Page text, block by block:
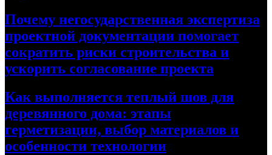
Почему негосударственная экспертиза
проектной документации помогает
сократить риски строительства и
ускорить согласование проекта
Как выполняется теплый шов для
деревянного дома: этапы
герметизации, выбор материалов и
особенности технологии